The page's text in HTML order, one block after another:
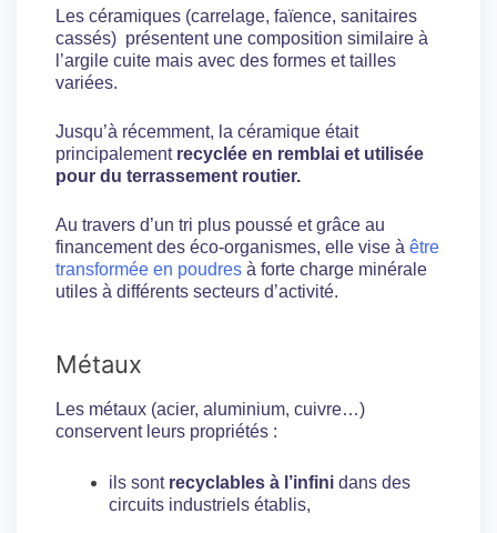
Les céramiques (carrelage, faïence, sanitaires
cassés) présentent une composition similaire à
l’argile cuite mais avec des formes et tailles
variées.
Jusqu’à récemment, la céramique était
principalementrecyclée en remblai et utilisée
pour du terrassement routier.
Au travers d’un tri plus poussé et grâce au
financement des éco-organismes, elle vise à être
transformée en poudres à forte charge minérale
utiles à différents secteurs d’activité.
Métaux
Les métaux (acier, aluminium, cuivre…)
conservent leurs propriétés :
ils sont recyclables à l’infini dans des
circuits industriels établis,